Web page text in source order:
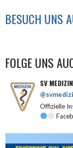
BESUCH UNS
FOLGE UNS
SV
Offizielle